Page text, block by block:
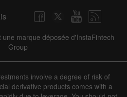
une marque déposée d'InstaFintech
Group
involve a degree of risk of
derivative products comes with a